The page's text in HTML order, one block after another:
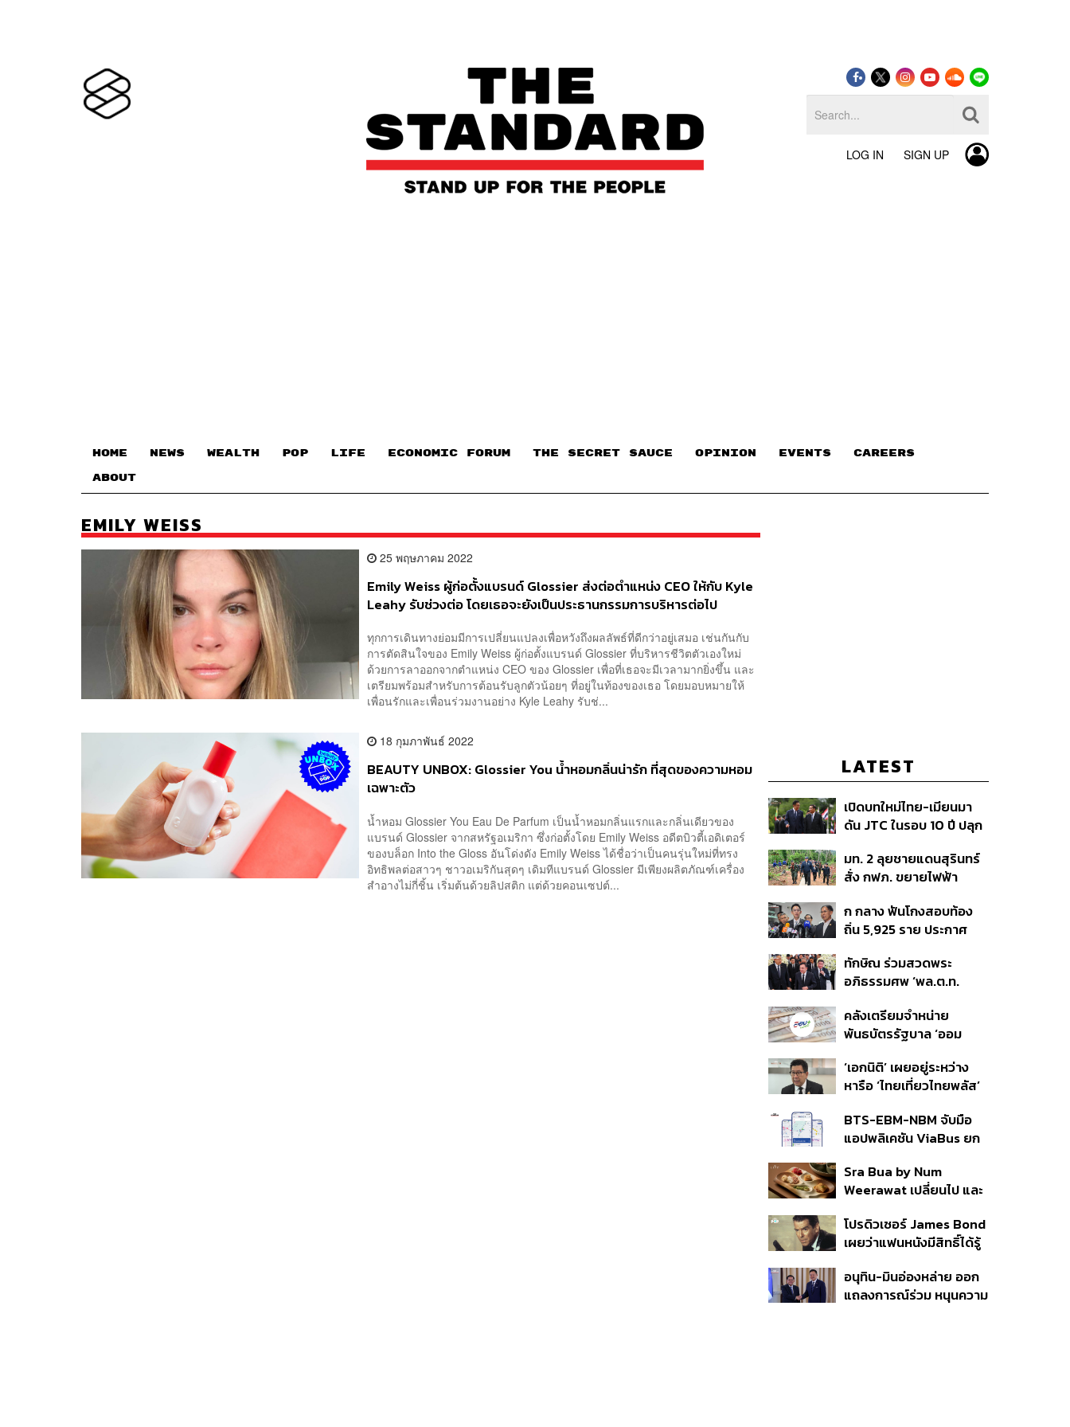
LOG IN SIGN UP
HOME NEWS WEALTH POP LIFE ECONOMIC FORUM THE SECRET SAUCE​ OPINION EVENTS CAREERS
ABOUT
EMILY WEISS
25 พฤษภาคม 2022
Emily Weiss ผู้ก่อตั้งแบรนด์ Glossier ส่งต่อตำแหน่ง CEO ให้กับ Kyle
Leahy รับช่วงต่อ โดยเธอจะยังเป็นประธานกรรมการบริหารต่อไป
ทุกการเดินทางย่อมมีการเปลี่ยนแปลงเพื่อหวังถึงผลลัพธ์ที่ดีกว่าอยู่เสมอ เช่นกันกับ
การตัดสินใจของ Emily Weiss ผู้ก่อตั้งแบรนด์ Glossier ที่บริหารชีวิตตัวเองใหม่
ด้วยการลาออกจากตำแหน่ง CEO ของ Glossier เพื่อที่เธอจะมีเวลามากยิ่งขึ้น และ
เตรียมพร้อมสำหรับการต้อนรับลูกตัวน้อยๆ ที่อยู่ในท้องของเธอ โดยมอบหมายให้
เพื่อนรักและเพื่อนร่วมงานอย่าง Kyle Leahy รับช่...
18 กุมภาพันธ์ 2022
BEAUTY UNBOX: Glossier You น้ำหอมกลิ่นน่ารัก ที่สุดของความหอม
เฉพาะตัว
น้ำหอม Glossier You Eau De Parfum เป็นน้ำหอมกลิ่นแรกและกลิ่นเดียวของ
แบรนด์ Glossier จากสหรัฐอเมริกา ซึ่งก่อตั้งโดย Emily Weiss อดีตบิวตี้เอดิเตอร์
ของบล็อก Into the Gloss อันโด่งดัง Emily Weiss ได้ชื่อว่าเป็นคนรุ่นใหม่ที่ทรง
อิทธิพลต่อสาวๆ ชาวอเมริกันสุดๆ เดิมทีแบรนด์ Glossier มีเพียงผลิตภัณฑ์เครื่อง
สำอางไม่กี่ชิ้น เริ่มต้นด้วยลิปสติก แต่ด้วยคอนเซปต์...
LATEST
เปิดบทใหม่ไทย-เมียนมา
ดัน JTC ในรอบ 10 ปี ปลุก
ชายแดน ท่าเรือน้ำลึก
ทวาย
มท. 2 ลุยชายแดนสุรินทร์
สั่ง กฟภ. ขยายไฟฟ้า
350’ เสริมความมั่นคง
ชายแดน
ก กลาง ฟันโกงสอบท้อง
ถิ่น 5,925 ราย ประกาศ
ราย รอ ป.ป.ช. ขีดเส้นแล้ว
เสร็จ 31 ส.ค.
ทักษิณ ร่วมสวดพระ
อภิธรรมศพ ‘พล.ต.ท.
สิน’ สิริอายุ 103 ปี แกนนำ
เพื่อไทย-บุคคลหลาก
คลังเตรียมจำหน่าย
พันธบัตรรัฐบาล ‘ออม
ก.ย.นี้ อาจเพิ่มสัดส่วนการ
ขายแบบ Small Lot First
‘เอกนิติ’ เผยอยู่ระหว่าง
หารือ ‘ไทยเที่ยวไทยพลัส’
แสนล้าน มั่นใจงบต่อ ‘ไทย
ช่วยไทย พลัส’ เฟส 2 มี
BTS-EBM-NBM จับมือ
แอปพลิเคชัน ViaBus ยก
รถไฟฟ้า 3 สายแบบเรียล
ไทม์
Sra Bua by Num
Weerawat เปลี่ยนไป และ
ไปอีกครั้ง
โปรดิวเซอร์ James Bond
เผยว่าแฟนหนังมีสิทธิ์ได้รู้
ปลายปีนี้
อนุทิน-มินอ่องหล่าย ออก
แถลงการณ์ร่วม หนุนความ